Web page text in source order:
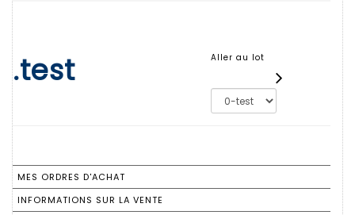
.test Aller au lot
MES ORDRES D'ACHAT
INFORMATIONS SUR LA VENTE